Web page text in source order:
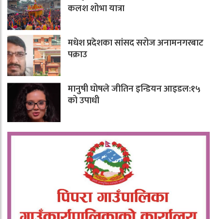
कलश शोभा यात्रा
मधेश प्रदेशका सांसद सरोज अनामनगरबाट
पक्राउ
मानुषी घोषले जीतिन इन्डियन आइडल:१५
को उपाधी